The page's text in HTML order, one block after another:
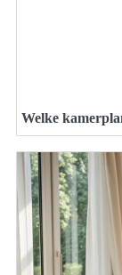
Welke